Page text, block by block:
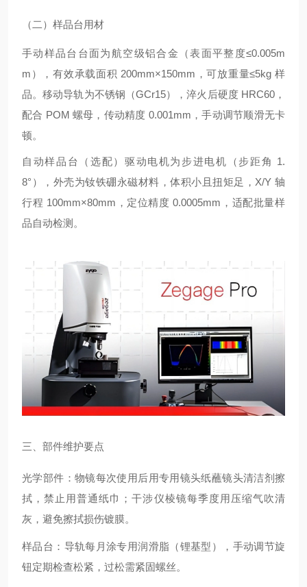
（二）样品台用材
手动样品台台面为航空级铝合金（表面平整度≤0.005m
m），有效承载面积 200mm×150mm，可放重量≤5kg 样
品。移动导轨为不锈钢（GCr15），淬火后硬度 HRC60，
配合 POM 螺母，传动精度 0.001mm，手动调节顺滑无卡
顿。
自动样品台（选配）驱动电机为步进电机（步距角 1.
8°），外壳为钕铁硼永磁材料，体积小且扭矩足，X/Y 轴
行程 100mm×80mm，定位精度 0.0005mm，适配批量样
品自动检测。
三、部件维护要点
光学部件：物镜每次使用后用专用镜头纸蘸镜头清洁剂擦
拭，禁止用普通纸巾；干涉仪棱镜每季度用压缩气吹清
灰，避免擦拭损伤镀膜。
样品台：导轨每月涂专用润滑脂（锂基型），手动调节旋
钮定期检查松紧，过松需紧固螺丝。